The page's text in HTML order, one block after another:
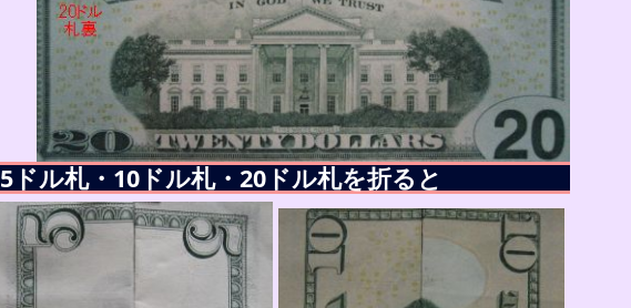
5ドル札・10ドル札・20ドル札を折ると